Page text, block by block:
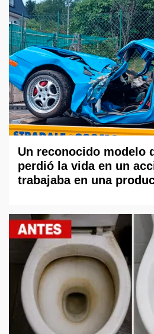
Un reconocido modelo
perdió la vida en un
trabajaba en una